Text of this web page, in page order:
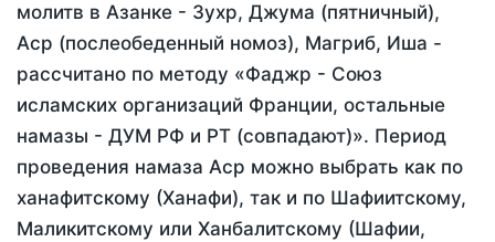
молитв в Азанке - Зухр, Джума (пятничный),
Аср (послеобеденный номоз), Магриб, Иша -
рассчитано по методу «Фаджр - Союз
исламских организаций Франции, остальные
намазы - ДУМ РФ и РТ (совпадают)». Период
проведения намаза Аср можно выбрать как по
ханафитскому (Ханафи), так и по Шафиитскому,
Маликитскому или Ханбалитскому (Шафии,